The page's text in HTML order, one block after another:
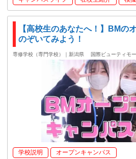
【高校生のあなたへ！】BMの
のぞいてみよう！
専修学校（専門学校）｜新潟県 国際ビューティモ
学校説明 オープンキャンパス